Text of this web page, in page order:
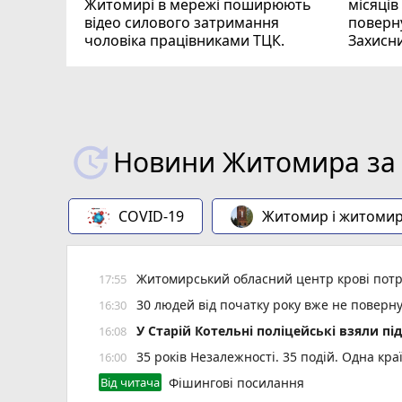
Житомирі в мережі поширюють
відео силового затримання
чоловіка працівниками ТЦК.
Новини Житомира за
COVID-19 Житомир і
17:55 Житомирський обласний центр крові
16:30 30 людей від початку року вже не
16:08 У Старій Котельні поліцейські взяли
16:00 35 років Незалежності. 35 подій. Одна
Від читача Фішингові посилання